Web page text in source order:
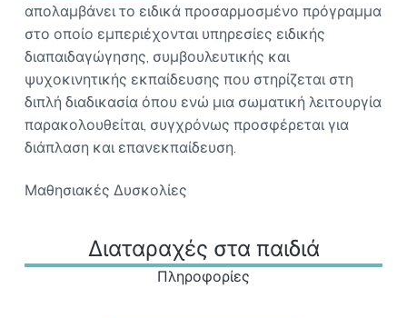
απολαμβάνει το ειδικά προσαρμοσμένο πρόγραμμα
στο οποίο εμπεριέχονται υπηρεσίες ειδικής
διαπαιδαγώγησης, συμβουλευτικής και
ψυχοκινητικής εκπαίδευσης που στηρίζεται στη
διπλή διαδικασία όπου ενώ μια σωματική λειτουργία
παρακολουθείται, συγχρόνως προσφέρεται για
διάπλαση και επανεκπαίδευση.
Μαθησιακές Δυσκολίες
Διαταραχές στα παιδιά
Πληροφορίες